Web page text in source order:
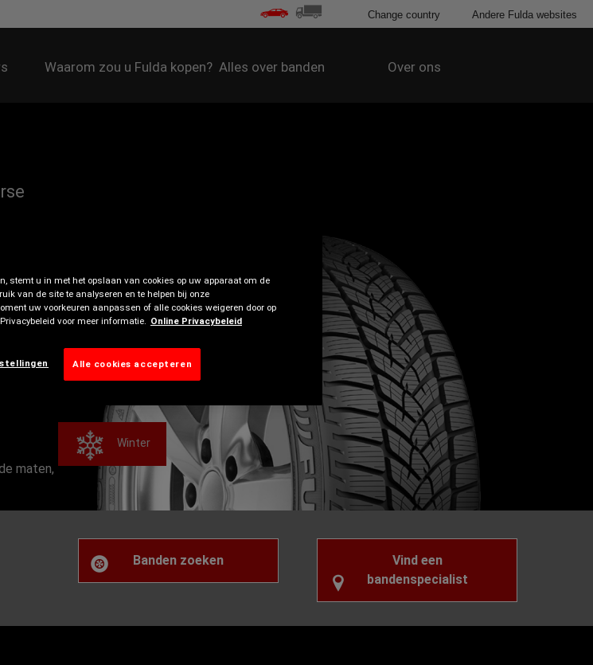
Waarom zou u Fulda kopen? Alles over banden Over ons
Change country Andere Fulda websites
maten,
Winter
Banden zoeken
Vind een
bandenspecialist
stemt u in met het opslaan van cookies op uw apparaat om de
van de site te analyseren en te helpen bij onze
uw voorkeuren aanpassen of alle cookies weigeren door op
voor meer informatie. Online Privacybeleid
Alle cookies accepteren